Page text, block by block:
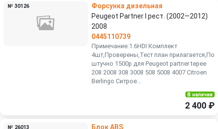
№ 30126
Форсунка дизельная
Peugeot Partner I рест. (2002—2012)
2008
0445110739
Примечание:1.6HDI Комплект
4шт,Проверены,Тест план прилагается,По
штучно 1500р для Peugeot partner tepee
208 2008 308 3008 508 5008 4007 Citroen
Berlingo Ситрое...
В наличии
2 400 ₽
№ 26013 Блок ABS